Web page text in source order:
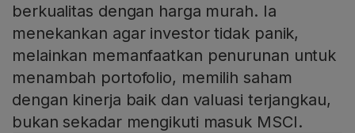
berkualitas dengan harga murah. Ia
menekankan agar investor tidak panik,
melainkan memanfaatkan penurunan untuk
menambah portofolio, memilih saham
dengan kinerja baik dan valuasi terjangkau,
bukan sekadar mengikuti masuk MSCI.